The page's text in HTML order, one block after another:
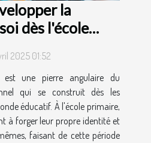
la
dès l'école
2025 01:52
une pierre angulaire du
qui se construit dès les
éducatif. À l'école primaire,
à forger leur propre identité et
faisant de cette période